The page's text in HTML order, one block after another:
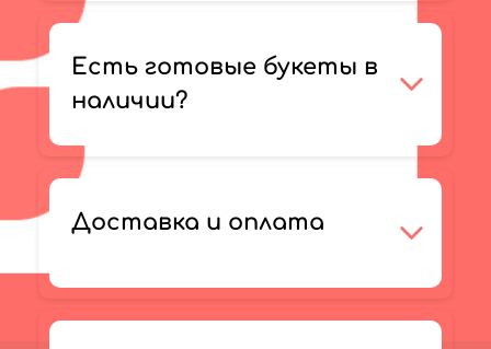
Есть готовые букеты в
наличии?
Доставка и оплата